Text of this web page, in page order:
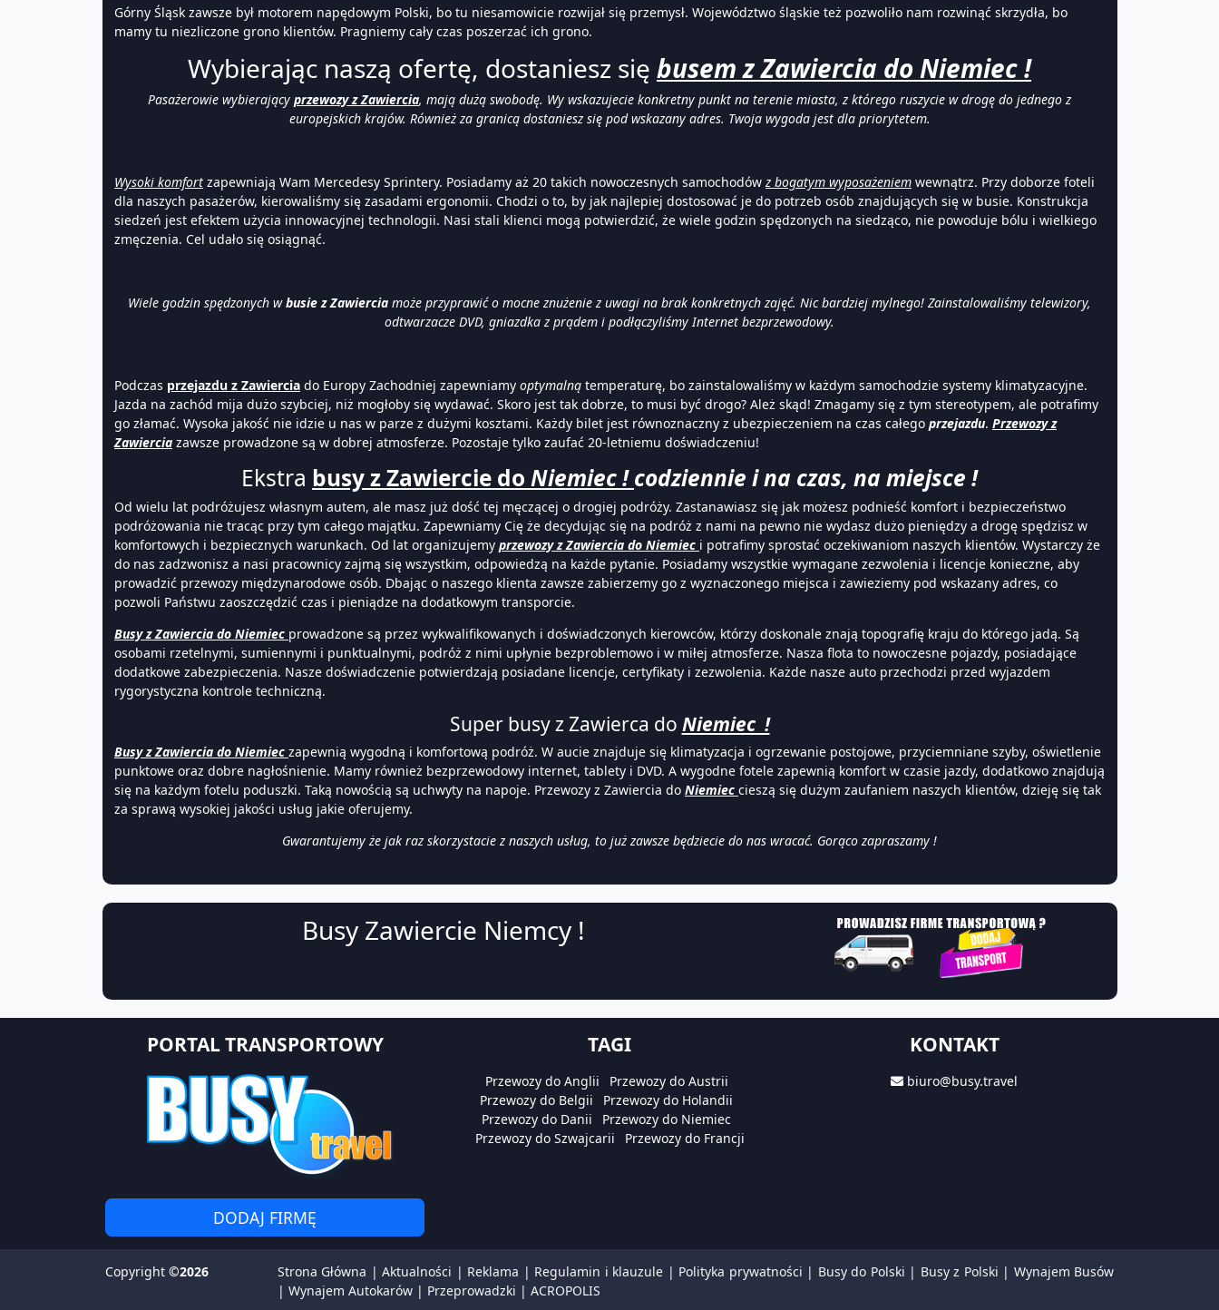
Górny Śląsk zawsze był motorem napędowym Polski, bo tu niesamowicie rozwijał się przemysł. Województwo śląskie też pozwoliło nam rozwinąć skrzydła, bo
mamy tu niezliczone grono klientów. Pragniemy cały czas poszerzać ich grono.
Wybierając naszą ofertę, dostaniesz się busem z Zawiercia do Niemiec !
Pasażerowie wybierający przewozy z Zawiercia, mają dużą swobodę. Wy wskazujecie konkretny punkt na terenie miasta, z którego ruszycie w drogę do jednego z
europejskich krajów. Również za granicą dostaniesz się pod wskazany adres. Twoja wygoda jest dla priorytetem.
Wysoki komfort zapewniają Wam Mercedesy Sprintery. Posiadamy aż 20 takich nowoczesnych samochodówz bogatym wyposażeniem wewnątrz. Przy doborze foteli
dla naszych pasażerów, kierowaliśmy się zasadami ergonomii. Chodzi o to, by jak najlepiej dostosować je do potrzeb osób znajdujących się w busie. Konstrukcja
siedzeń jest efektem użycia innowacyjnej technologii. Nasi stali klienci mogą potwierdzić, że wiele godzin spędzonych na siedząco, nie powoduje bólu i wielkiego
zmęczenia. Cel udało się osiągnąć.
Wiele godzin spędzonych wbusie z Zawiercia może przyprawić o mocne znużenie z uwagi na brak konkretnych zajęć. Nic bardziej mylnego! Zainstalowaliśmy telewizory,
odtwarzacze DVD, gniazdka z prądem i podłączyliśmy Internet bezprzewodowy.
Podczas przejazdu z Zawiercia do Europy Zachodniej zapewniamy optymalną temperaturę, bo zainstalowaliśmy w każdym samochodzie systemy klimatyzacyjne.
Jazda na zachód mija dużo szybciej, niż mogłoby się wydawać. Skoro jest tak dobrze, to musi być drogo? Ależ skąd! Zmagamy się z tym stereotypem, ale potrafimy
go złamać. Wysoka jakość nie idzie u nas w parze z dużymi kosztami. Każdy bilet jest równoznaczny z ubezpieczeniem na czas całego przejazdu. Przewozy z
Zawiercia zawsze prowadzone są w dobrej atmosferze. Pozostaje tylko zaufać 20-letniemu doświadczeniu!
Ekstra busy z Zawiercie do Niemiec !codziennie i na czas, na miejsce !
Od wielu lat podróżujesz własnym autem, ale masz już dość tej męczącej o drogiej podróży. Zastanawiasz się jak możesz podnieść komfort i bezpieczeństwo
podróżowania nie tracąc przy tym całego majątku. Zapewniamy Cię że decydując się na podróż z nami na pewno nie wydasz dużo pieniędzy a drogę spędzisz w
komfortowych i bezpiecznych warunkach. Od lat organizujemy przewozy z Zawiercia do Niemiec i potrafimy sprostać oczekiwaniom naszych klientów. Wystarczy że
do nas zadzwonisz a nasi pracownicy zajmą się wszystkim, odpowiedzą na każde pytanie. Posiadamy wszystkie wymagane zezwolenia i licencje konieczne, aby
prowadzić przewozy międzynarodowe osób. Dbając o naszego klienta zawsze zabierzemy go z wyznaczonego miejsca i zawieziemy pod wskazany adres, co
pozwoli Państwu zaoszczędzić czas i pieniądze na dodatkowym transporcie.
Busy z Zawiercia do Niemiec prowadzone są przez wykwalifikowanych i doświadczonych kierowców, którzy doskonale znają topografię kraju do którego jadą. Są
osobami rzetelnymi, sumiennymi i punktualnymi, podróż z nimi upłynie bezproblemowo i w miłej atmosferze. Nasza flota to nowoczesne pojazdy, posiadające
dodatkowe zabezpieczenia. Nasze doświadczenie potwierdzają posiadane licencje, certyfikaty i zezwolenia. Każde nasze auto przechodzi przed wyjazdem
rygorystyczna kontrole techniczną.
Super busy z Zawierca do Niemiec !
Busy z Zawiercia do Niemiec zapewnią wygodną i komfortową podróż. W aucie znajduje się klimatyzacja i ogrzewanie postojowe, przyciemniane szyby, oświetlenie
punktowe oraz dobre nagłośnienie. Mamy również bezprzewodowy internet, tablety i DVD. A wygodne fotele zapewnią komfort w czasie jazdy, dodatkowo znajdują
się na każdym fotelu poduszki. Taką nowością są uchwyty na napoje. Przewozy z Zawiercia do Niemiec cieszą się dużym zaufaniem naszych klientów, dzieję się tak
za sprawą wysokiej jakości usług jakie oferujemy.
Gwarantujemy że jak raz skorzystacie z naszych usług, to już zawsze będziecie do nas wracać. Gorąco zapraszamy !
Busy Zawiercie Niemcy !
PORTAL TRANSPORTOWY
DODAJ FIRMĘ
TAGI
Przewozy do Anglii
Przewozy do Austrii
Przewozy do Belgii
Przewozy do Holandii
Przewozy do Danii
Przewozy do Niemiec
Przewozy do Szwajcarii
Przewozy do Francji
KONTAKT
biuro@busy.travel
Copyright ©2026 Strona Główna |Aktualności | Reklama | Regulamin i klauzule | Polityka prywatności | Busy do Polski | Busy z Polski | Wynajem Busów
| Wynajem Autokarów | Przeprowadzki | ACROPOLIS